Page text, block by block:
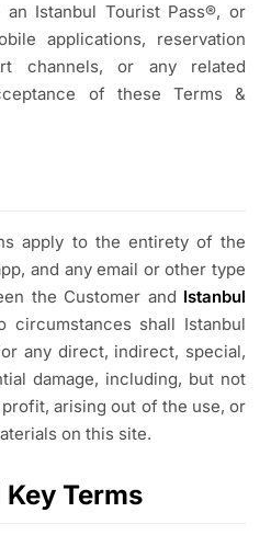
Istanbul Tourist Pass®, or
applications, reservation
channels, or any related
of these Terms &
apply to the entirety of the
and any email or other type
the Customer and Istanbul
circumstances shall Istanbul
any direct, indirect, special,
damage, including, but not
arising out of the use, or
on this site.
Terms